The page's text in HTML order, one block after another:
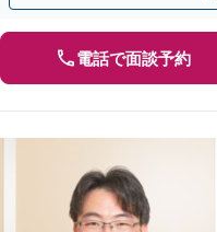
電話で面談予約